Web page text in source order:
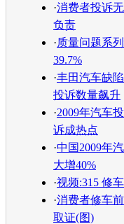
·消费者投诉
负责
·质量问题系
39.7%
·丰田汽车缺
投诉数量飙升
·2009年汽车
诉成热点
·中国2009年
大增40%
·视频:315 修
·消费者修车
取证(图)